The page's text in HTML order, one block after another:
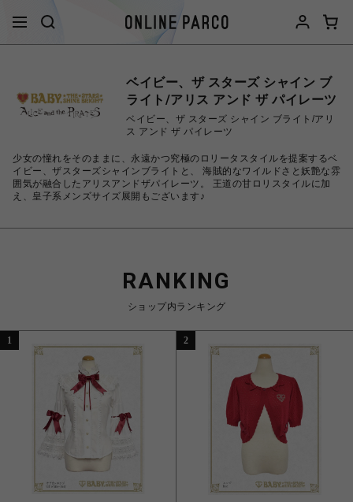
ベイビー、ザ スターズ シャイン ブ
ライト/アリス アンド ザ パイレーツ
ベイビー、ザ スターズ シャイン ブライト/アリ
ス アンド ザ パイレーツ
少女の憧れをそのままに、永遠かつ究極のロリータスタイルを提案するベ
イビー、ザスターズシャインブライトと、 海賊的なワイルドさと妖艶な雰
囲気が融合したアリスアンドザパイレーツ。 王道の甘ロリスタイルに加
え、皇子系メンズサイズ展開もございます♪
RANKING
ショップ内ランキング
1 2